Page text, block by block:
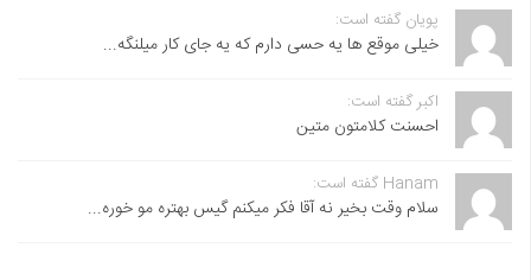
پویان گفته است:
خیلی موقع ها یه حسی دارم که یه جای کار میلنگه...
اکبر گفته است:
احسنت ‌کلامتون متین
Hanam گفته است:
سلام وقت بخیر نه آقا فکر میکنم گیس بهتره مو خوره...